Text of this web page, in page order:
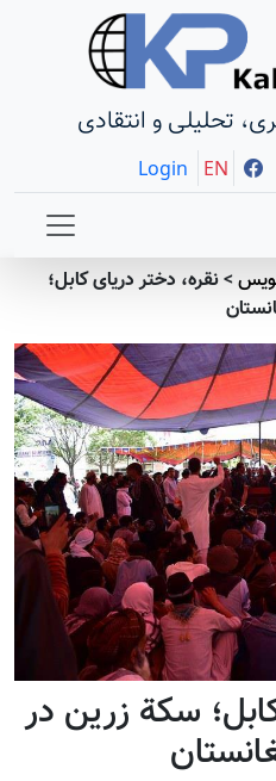
تحلیلی و انتقادی
Login EN
>نقره، دختر دریای کابل؛
سکة زرین در